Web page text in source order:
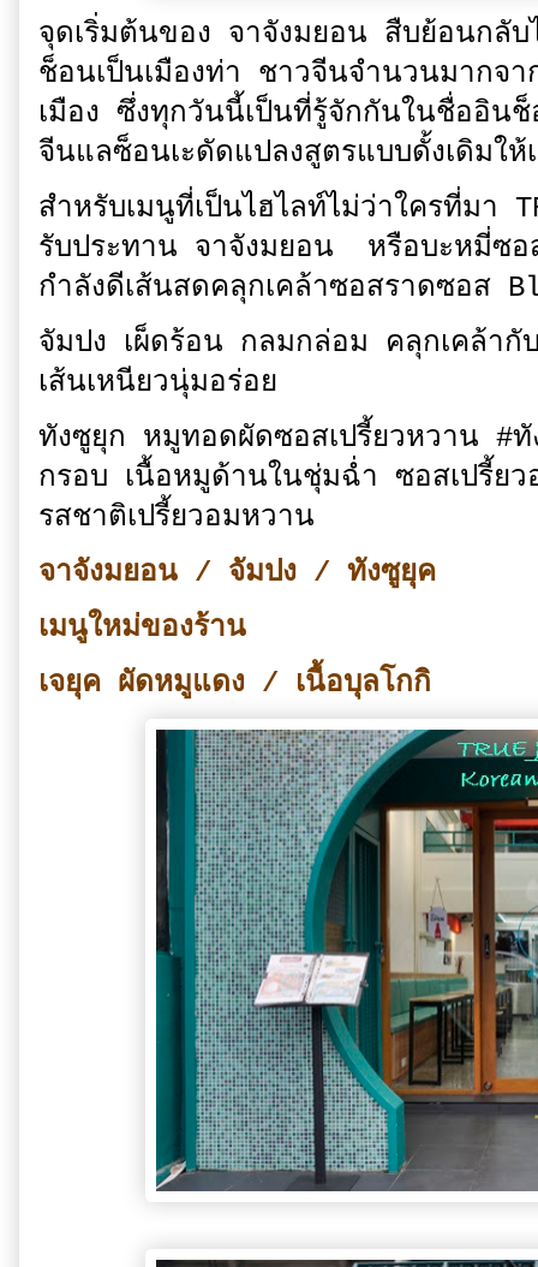
จุดเริ่มต้นของ จาจังมยอน สืบย้อนกลั
ช็อนเป็นเมืองท่า ชาวจีนจำนวนมากจ
เมือง ซึ่งทุกวันนี้เป็นที่รู้จักกันในชื่ออิน
จีนแลซ็อนเะดัดแปลงสูตรแบบดั้งเดิมใ
สำหรับเมนูที่เป็นไฮไลท์ไม่ว่าใครที่มา
รับประทาน จาจังมยอน หรือบะหมี่ซ
กำลังดีเส้นสดคลุกเคล้าซอสราดซอ
จัมปง เผ็ดร้อน กลมกล่อม คลุกเคล้ากั
เส้นเหนียวนุ่มอร่อย
ทังซูยุก หมูทอดผัดซอสเปรี้ยวหวาน #
กรอบ เนื้อหมูด้านในชุ่มฉ่ำ ซอสเปรี้ย
รสชาติเปรี้ยวอมหวาน
จาจังมยอน / จัมปง / ทังซูยุค
เมนูใหม่ของร้าน
เจยุค ผัดหมูแดง / เนื้อบุลโกกิ